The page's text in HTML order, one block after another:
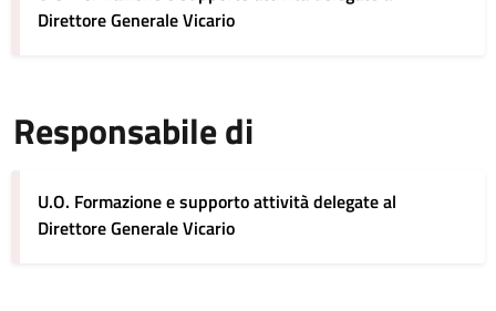
Direttore Generale Vicario
Responsabile di
U.O. Formazione e supporto attività delegate al
Direttore Generale Vicario